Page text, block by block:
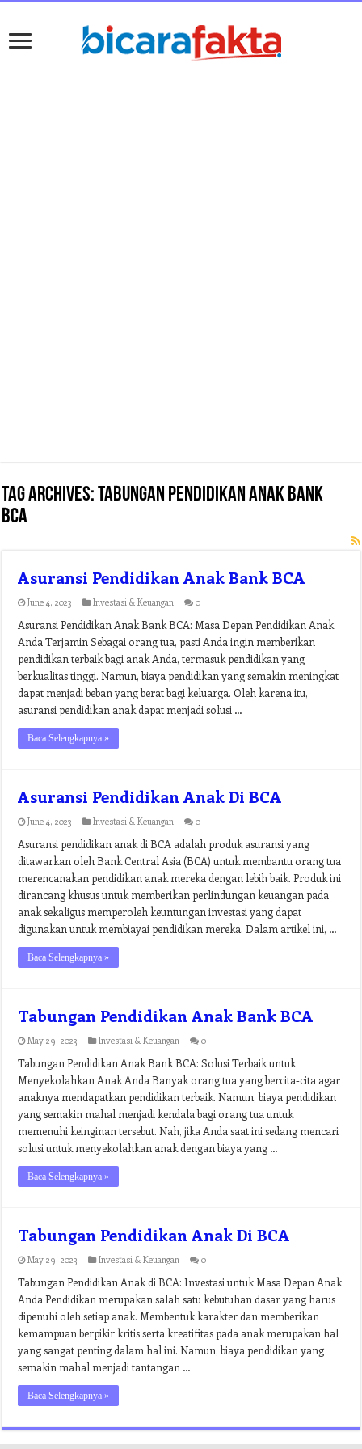
Tag Archives:tabungan pendidikan anak bank
bca
Asuransi Pendidikan Anak Bank BCA
June 4, 2023 Investasi & Keuangan 0
Asuransi Pendidikan Anak Bank BCA: Masa Depan Pendidikan Anak
Anda Terjamin Sebagai orang tua, pasti Anda ingin memberikan
pendidikan terbaik bagi anak Anda, termasuk pendidikan yang
berkualitas tinggi. Namun, biaya pendidikan yang semakin meningkat
dapat menjadi beban yang berat bagi keluarga. Oleh karena itu,
asuransi pendidikan anak dapat menjadi solusi …
Baca Selengkapnya »
Asuransi Pendidikan Anak Di BCA
June 4, 2023 Investasi & Keuangan 0
Asuransi pendidikan anak di BCA adalah produk asuransi yang
ditawarkan oleh Bank Central Asia (BCA) untuk membantu orang tua
merencanakan pendidikan anak mereka dengan lebih baik. Produk ini
dirancang khusus untuk memberikan perlindungan keuangan pada
anak sekaligus memperoleh keuntungan investasi yang dapat
digunakan untuk membiayai pendidikan mereka. Dalam artikel ini, …
Baca Selengkapnya »
Tabungan Pendidikan Anak Bank BCA
May 29, 2023 Investasi & Keuangan 0
Tabungan Pendidikan Anak Bank BCA: Solusi Terbaik untuk
Menyekolahkan Anak Anda Banyak orang tua yang bercita-cita agar
anaknya mendapatkan pendidikan terbaik. Namun, biaya pendidikan
yang semakin mahal menjadi kendala bagi orang tua untuk
memenuhi keinginan tersebut. Nah, jika Anda saat ini sedang mencari
solusi untuk menyekolahkan anak dengan biaya yang …
Baca Selengkapnya »
Tabungan Pendidikan Anak Di BCA
May 29, 2023 Investasi & Keuangan 0
Tabungan Pendidikan Anak di BCA: Investasi untuk Masa Depan Anak
Anda Pendidikan merupakan salah satu kebutuhan dasar yang harus
dipenuhi oleh setiap anak. Membentuk karakter dan memberikan
kemampuan berpikir kritis serta kreatifitas pada anak merupakan hal
yang sangat penting dalam hal ini. Namun, biaya pendidikan yang
semakin mahal menjadi tantangan …
Baca Selengkapnya »